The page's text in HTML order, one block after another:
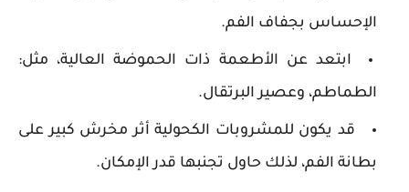
الإحساس بجفاف الفم.
ابتعد عن الأطعمة ذات الحموضة العالية، مثل:
الطماطم، وعصير البرتقال.
قد يكون للمشروبات الكحولية أثر مخرش كبير على
بطانة الفم، لذلك حاول تجنبها قدر الإمكان.